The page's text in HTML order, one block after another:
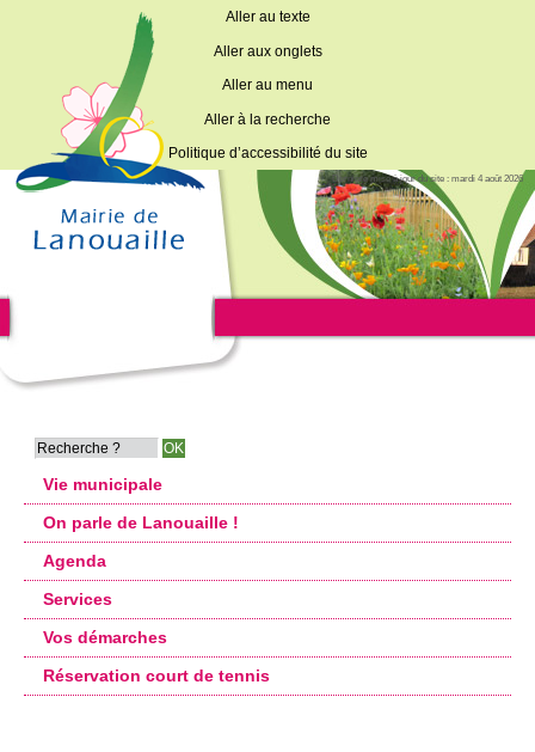
Aller au texte
Aller aux onglets
Aller au menu
Aller à la recherche
Politique d’accessibilité du site
Dernière mise à jour du site : mardi 4 août 2026
Vie municipale
On parle de Lanouaille !
Agenda
Services
Vos démarches
Réservation court de tennis